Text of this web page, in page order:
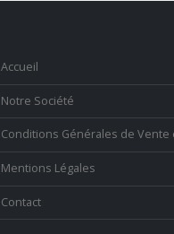
Accueil
Notre Société
Conditions Générales de Vente
Mentions Légales
Contact